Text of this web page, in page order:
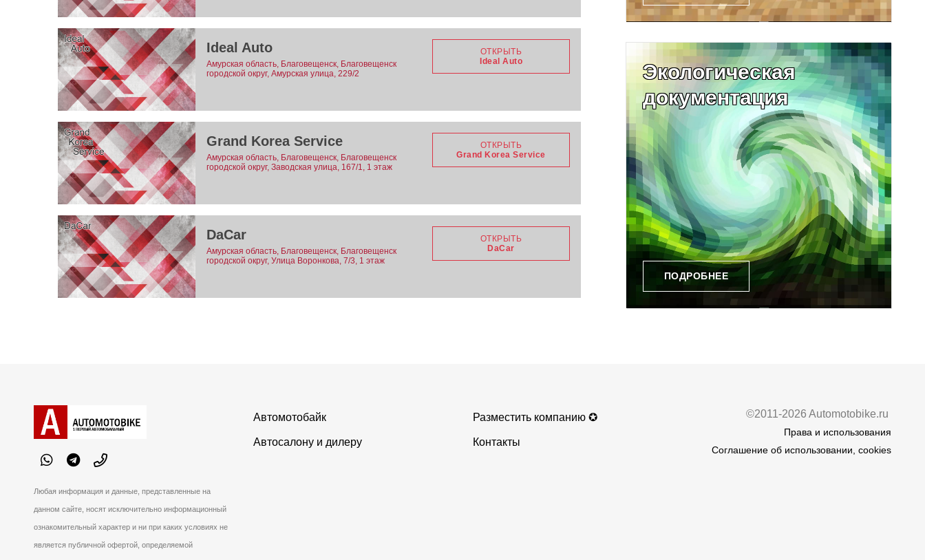
Ideal Auto
Амурская область, Благовещенск, Благовещенск
городской округ, Амурская улица, 229/2
ОТКРЫТЬ
Ideal Auto
Grand Korea Service
Амурская область, Благовещенск, Благовещенск
городской округ, Заводская улица, 167/1, 1 этаж
ОТКРЫТЬ
Grand Korea Service
DaCar
Амурская область, Благовещенск, Благовещенск
городской округ, Улица Воронкова, 7/3, 1 этаж
ОТКРЫТЬ
DaCar
Экологическая
документация
ПОДРОБНЕЕ
Любая информация и данные, представленные на
данном сайте, носят исключительно информационный
ознакомительный характер и ни при каких условиях не
является публичной офертой, определяемой
Автомотобайк
Автосалону и дилеру
Разместить компанию ✪
Контакты
©2011-2026 Automotobike.ru
Права и использования
Соглашение об использовании, cookies